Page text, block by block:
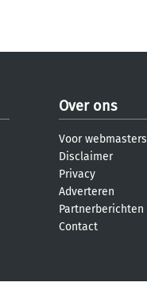
Over ons
Voor webmasters
Disclaimer
Privacy
Adverteren
Partnerberichten
Contact